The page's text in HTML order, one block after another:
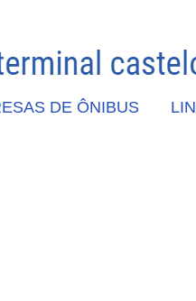
DE ÔNIBUS